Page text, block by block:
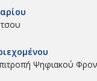
Ψηφιακού